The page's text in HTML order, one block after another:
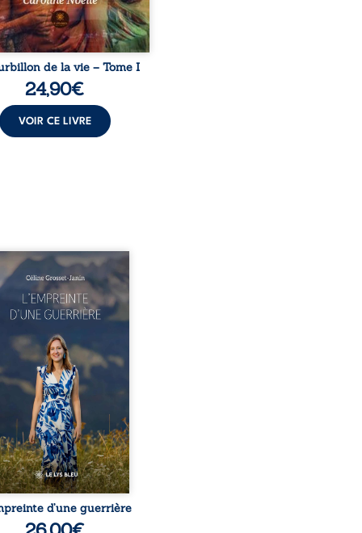
de la vie – Tome I
24,90€
VOIR CE LIVRE
reste-t-il de l’enfance
la maladie impose ses
règles ? L’empreinte
guerrière livre, sans
le récit d’un quotidien
par la maladie
l’errance médicale
longues hospitalisations.
y raconte ce que les
médicaux taisent : la
l’isolement, l’épuisement
et le sentiment de ne pas ...
d’une guerrière